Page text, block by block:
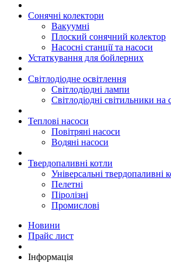
Сонячні колектори
Вакуумні
Плоский сонячний колектор
Насосні станції та насоси
Устаткування для бойлерних
Світлодіодне освітлення
Світлодіодні лампи
Світлодіодні світильники на
Теплові насоси
Повітряні насоси
Водяні насоси
Твердопаливні котли
Універсальні твердопаливні
Пелетні
Піролізні
Промислові
Новини
Прайс лист
Інформація